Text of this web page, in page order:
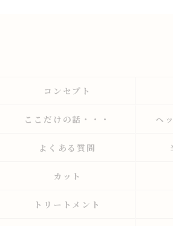
コンセプト
ここだけの話・・・ ヘ
よくある質問
カット
トリートメント